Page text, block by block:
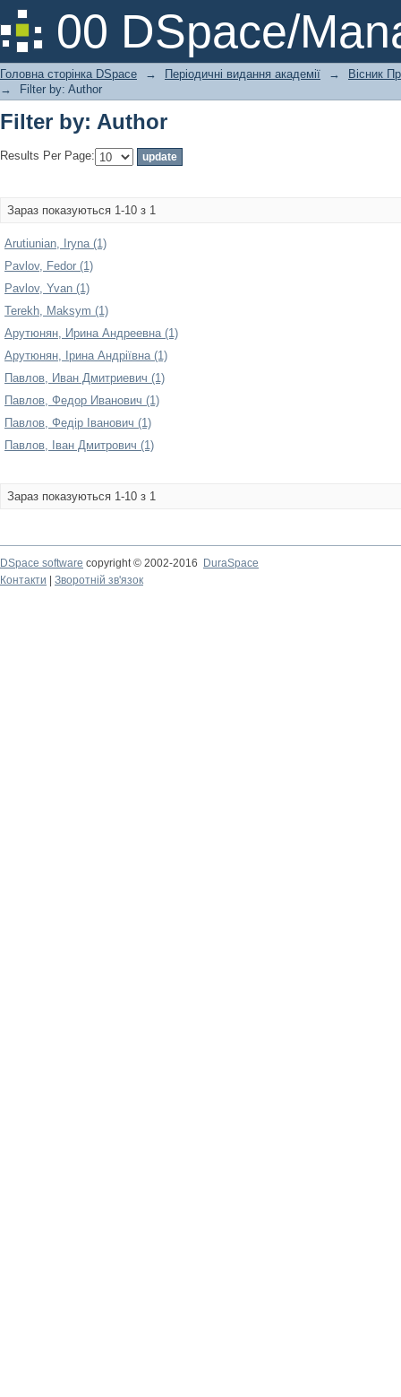
00 DSpace/
Filter by: Author
Головна сторінка DSpace → Періодичні видання академії →
Вісник
→
Filter by: Author
Filter by: Author
Results Per Page:
Зараз показуються 1-10 з 1
Arutiunian, Iryna (1)
Pavlov, Fedor (1)
Pavlov, Yvan (1)
Terekh, Maksym (1)
Арутюнян, Ирина Андреевна (1)
Арутюнян, Ірина Андріївна (1)
Павлов, Иван Дмитриевич (1)
Павлов, Федор Иванович (1)
Павлов, Федір Іванович (1)
Павлов, Іван Дмитрович (1)
Зараз показуються 1-10 з 1
DSpace software copyright © 2002-2016
DuraSpace
Контакти
Зворотній зв'язок